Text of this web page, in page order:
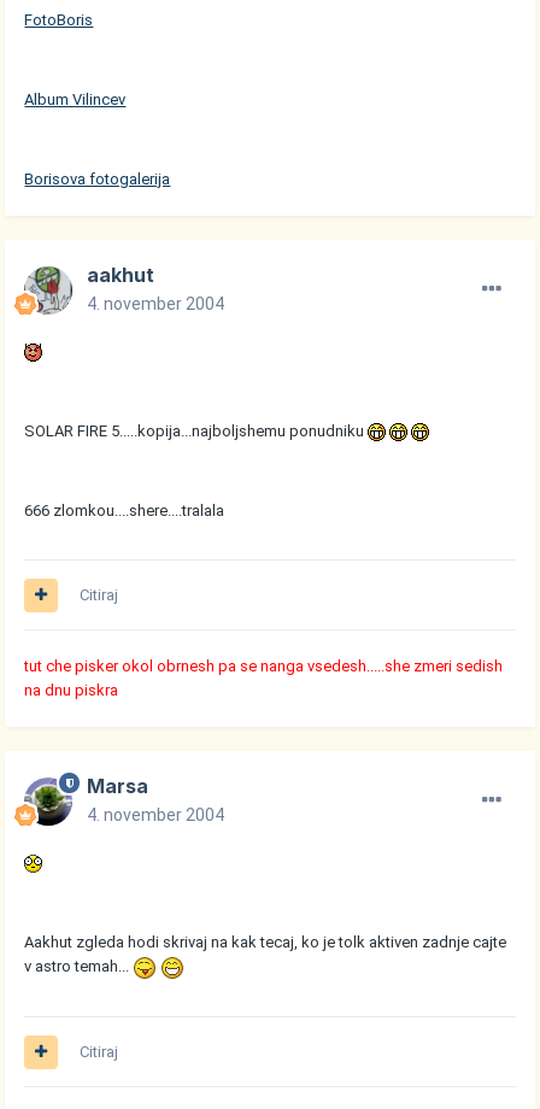
FotoBoris
Album Vilincev
Borisova fotogalerija
aakhut
4. november 2004
SOLAR FIRE 5.....kopija...najboljshemu ponudniku
666 zlomkou....shere....tralala
Citiraj
tut che pisker okol obrnesh pa se nanga vsedesh.....she zmeri sedish
na dnu piskra
Marsa
4. november 2004
Aakhut zgleda hodi skrivaj na kak tecaj, ko je tolk aktiven zadnje cajte
v astro temah...
Citiraj